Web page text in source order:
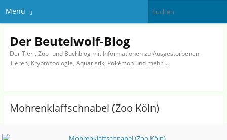
Menü
Der Beutelwolf-Blog
Der Tier-, Zoo- und Buchblog mit Informationen zu Ausgestorbenen
Tieren, Kryptozoologie, Aquaristik, Pokémon und mehr …
Mohrenklaffschnabel (Zoo Köln)